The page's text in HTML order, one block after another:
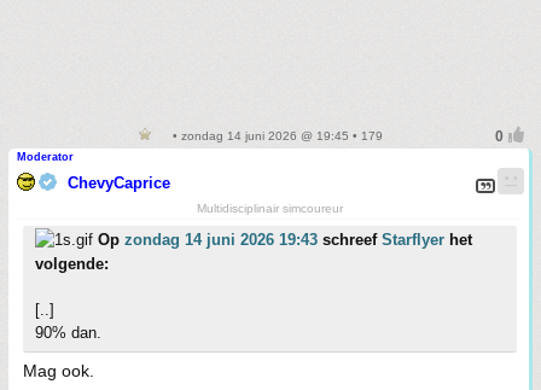
• zondag 14 juni 2026 @ 19:45 • 179
Moderator
ChevyCaprice
Multidisciplinair simcoureur
Op zondag 14 juni 2026 19:43 schreef Starflyer het
volgende:
[..]
90% dan.
Mag ook.